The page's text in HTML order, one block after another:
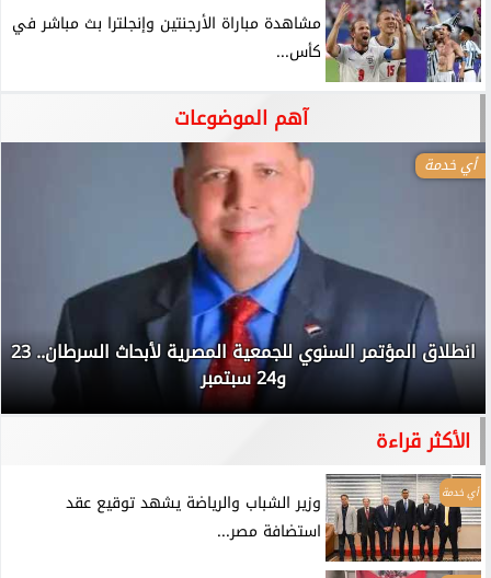
مشاهدة مباراة الأرجنتين وإنجلترا بث مباشر في
كأس...
آهم الموضوعات
أي خدمة
انطلاق المؤتمر السنوي للجمعية المصرية لأبحاث السرطان.. 23
و24 سبتمبر
الأكثر قراءة
أي خدمة
وزير الشباب والرياضة يشهد توقيع عقد
استضافة مصر...